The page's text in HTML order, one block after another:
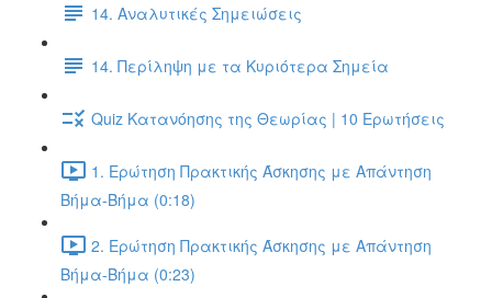
14. Αναλυτικές Σημειώσεις
14. Περίληψη με τα Κυριότερα Σημεία
Quiz Κατανόησης της Θεωρίας | 10 Ερωτήσεις
1. Ερώτηση Πρακτικής Άσκησης με Απάντηση
Βήμα-Βήμα (0:18)
2. Ερώτηση Πρακτικής Άσκησης με Απάντηση
Βήμα-Βήμα (0:23)